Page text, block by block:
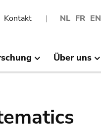
NL FR EN
Kontakt
Über uns